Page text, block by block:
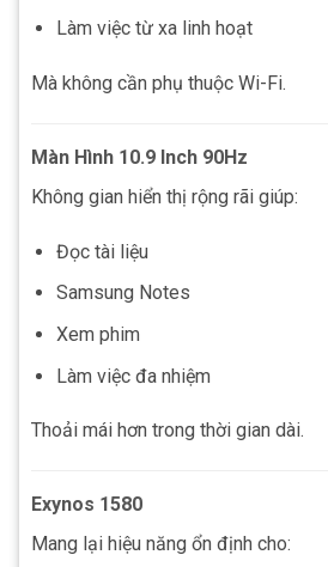
Làm việc từ xa linh hoạt
Mà không cần phụ thuộc Wi-Fi.
Màn Hình 10.9 Inch 90Hz
Không gian hiển thị rộng rãi giúp:
Đọc tài liệu
Samsung Notes
Xem phim
Làm việc đa nhiệm
Thoải mái hơn trong thời gian dài.
Exynos 1580
Mang lại hiệu năng ổn định cho: